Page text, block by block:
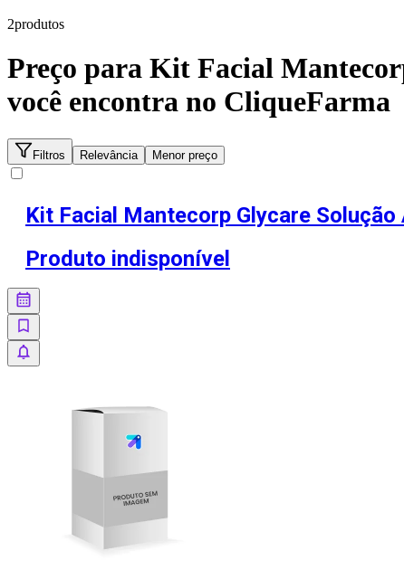
2produtos
Preço para Kit Facial
você encontra no CliqueFarma
Filtros Relevância Menor preço
Kit Facial Mantecorp Glycare
Produto indisponível